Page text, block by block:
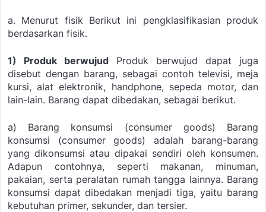
a. Menurut fisik Berikut ini pengklasifikasian produk
berdasarkan fisik.
1) Produk berwujud
Produk berwujud dapat juga
disebut dengan barang, sebagai contoh televisi, meja
kursi, alat elektronik, handphone, sepeda motor, dan
lain-lain. Barang dapat dibedakan, sebagai berikut.
a) Barang konsumsi (consumer goods)
Barang
konsumsi (consumer goods) adalah barang-barang
yang dikonsumsi atau dipakai sendiri oleh konsumen.
Adapun contohnya, seperti makanan, minuman,
pakaian, serta peralatan rumah tangga lainnya. Barang
konsumsi dapat dibedakan menjadi tiga, yaitu barang
kebutuhan primer, sekunder, dan tersier.